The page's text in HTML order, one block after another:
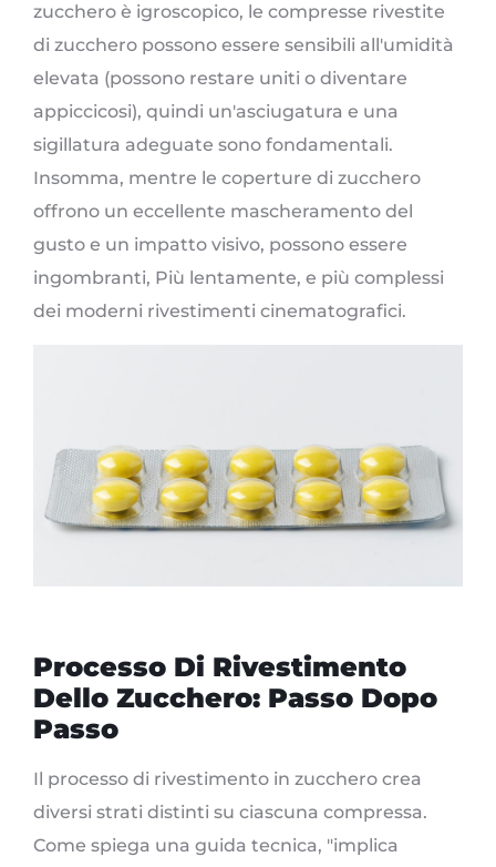
zucchero è igroscopico, le compresse rivestite
di zucchero possono essere sensibili all'umidità
elevata (possono restare uniti o diventare
appiccicosi), quindi un'asciugatura e una
sigillatura adeguate sono fondamentali.
Insomma, mentre le coperture di zucchero
offrono un eccellente mascheramento del
gusto e un impatto visivo, possono essere
ingombranti, Più lentamente, e più complessi
dei moderni rivestimenti cinematografici.
Processo Di Rivestimento
Dello Zucchero: Passo Dopo
Passo
Il processo di rivestimento in zucchero crea
diversi strati distinti su ciascuna compressa.
Come spiega una guida tecnica, "implica